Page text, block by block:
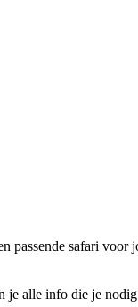
passende safari
alle info die je